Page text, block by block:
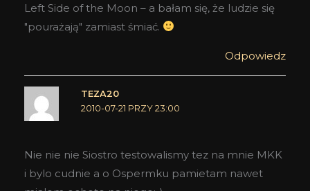
Left Side of the Moon – a bałam się, że ludzie się
"pourażają" zamiast śmiać.
Odpowiedz
TEZA20
2010-07-21 PRZY 23:00
Nie nie nie Siostro testowalismy tez na mnie MKK
i bylo cudnie a o Ospermku pamietam nawet